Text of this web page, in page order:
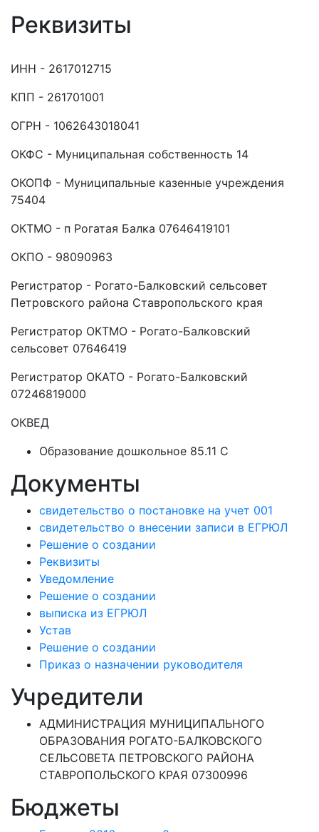
Реквизиты
ИНН - 2617012715
КПП - 261701001
ОГРН - 1062643018041
ОКФС - Муниципальная собственность 14
ОКОПФ - Муниципальные казенные учреждения
75404
ОКТМО - п Рогатая Балка 07646419101
ОКПО - 98090963
Регистратор - Рогато-Балковский сельсовет
Петровского района Ставропольского края
Регистратор ОКТМО - Рогато-Балковский
сельсовет 07646419
Регистратор ОКАТО - Рогато-Балковский
07246819000
ОКВЕД
Образование дошкольное 85.11 C
Документы
свидетельство о постановке на учет 001
свидетельство о внесении записи в ЕГРЮЛ
Решение о создании
Реквизиты
Уведомление
Решение о создании
выписка из ЕГРЮЛ
Устав
Решение о создании
Приказ о назначении руководителя
Учредители
АДМИНИСТРАЦИЯ МУНИЦИПАЛЬНОГО
ОБРАЗОВАНИЯ РОГАТО-БАЛКОВСКОГО
СЕЛЬСОВЕТА ПЕТРОВСКОГО РАЙОНА
СТАВРОПОЛЬСКОГО КРАЯ 07300996
Бюджеты